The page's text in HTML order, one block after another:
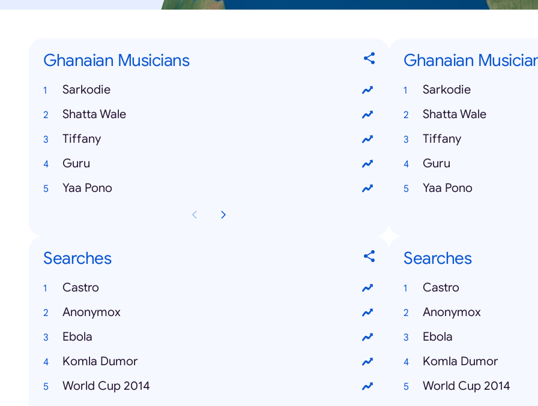
Ghanaian Musicians
Sarkodie
Shatta Wale
Tiffany
Guru
Yaa Pono
Ghanaian
Sarkodie
Shatta Wale
Tiffany
Guru
Yaa Pono
Searches
Castro
Anonymox
Ebola
Komla Dumor
World Cup 2014
Searches
Castro
Anonymox
Ebola
Komla Dumor
World Cup 2014